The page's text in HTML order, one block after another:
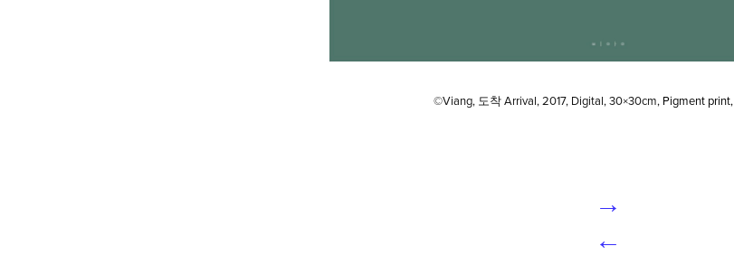
©Viang, 도착Arrival, 2017, Digital, 30×30cm, Pigment print,
→
←